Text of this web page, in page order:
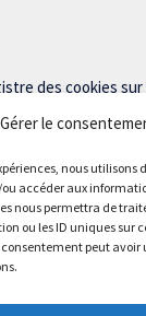
Gérer le
nous utilisons
accéder aux
nous permettra de
ou les ID uniques sur
peut
des cookies
souvenir de
confidentialité